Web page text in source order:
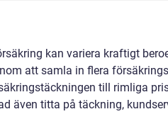
kan variera kraftigt
att samla in flera
till rimliga
även titta på täckning,